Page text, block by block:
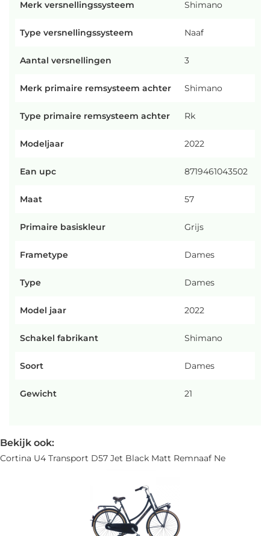
Merk versnellingssysteem Shimano
Type versnellingssysteem Naaf
Aantal versnellingen 3
Merk primaire remsysteem achter Shimano
Type primaire remsysteem achter Rk
Modeljaar 2022
Ean upc 8719461043502
Maat 57
Primaire basiskleur Grijs
Frametype Dames
Type Dames
Model jaar 2022
Schakel fabrikant Shimano
Soort Dames
Gewicht 21
Bekijk ook:
Cortina U4 Transport D57 Jet Black Matt Remnaaf Ne